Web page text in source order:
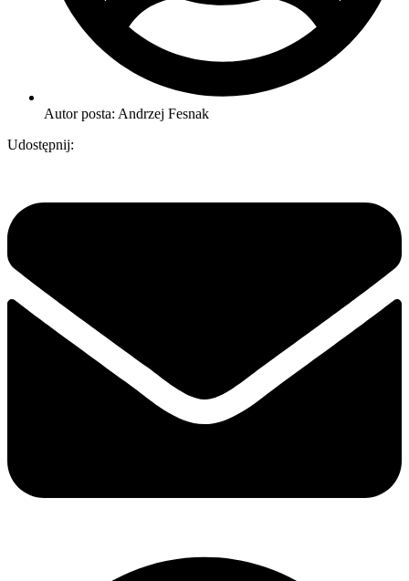
Autor posta: Andrzej Fesnak
Udostępnij: